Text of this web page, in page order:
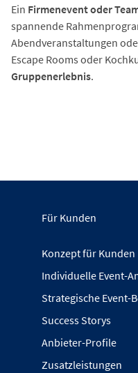
Ein Firmenevent oder
spannende
Abendveranstaltungen
Escape Rooms oder
Gruppenerlebnis.
Für Kunden
Konzept für Kunden
Individuelle Event-
Strategische Event-
Success Storys
Anbieter-Profile
Zusatzleistungen